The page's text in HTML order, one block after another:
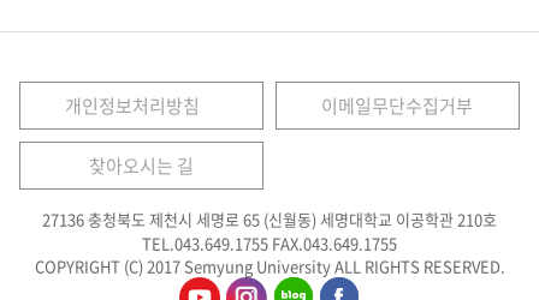
개인정보처리방침 이메일무단수집거부
찾아오시는 길
27136 충청북도 제천시 세명로 65 (신월동) 세명대학교 이공학관 210호
TEL.043.649.1755 FAX.043.649.1755
COPYRIGHT (C) 2017 Semyung University ALL RIGHTS RESERVED.